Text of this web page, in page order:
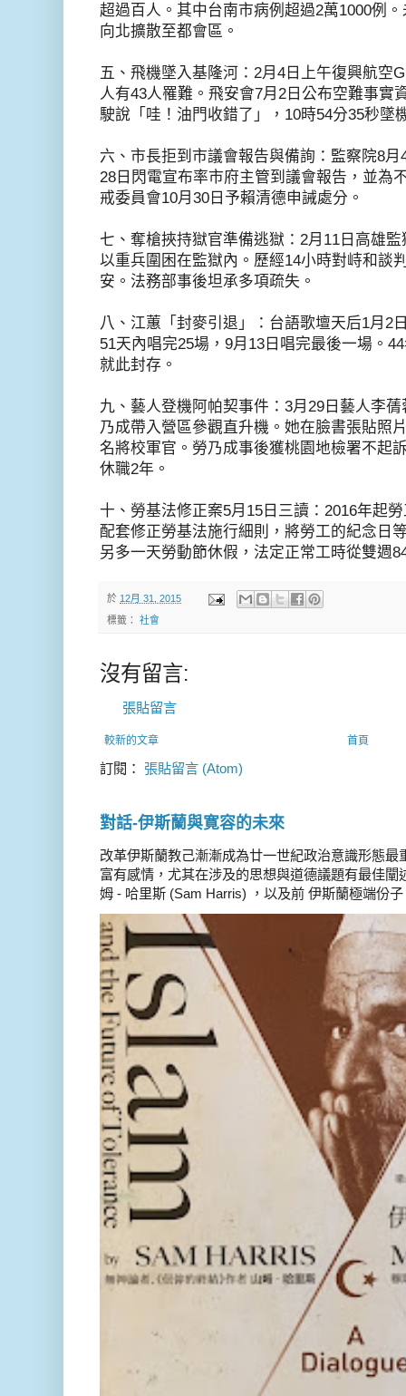
超過百人。其中台南市病例超過2萬1000例。
向北擴散至都會區。
五、 飛機墜入基隆河： 2月 4 日上午復興航空
人有43人罹難。飛安會7月 2 日公布空難事實
駛說「哇！油門收錯了」， 10時54分35秒墜
六、市長拒到市議會報告與備詢：監察院8月
28 日閃電宣布率市府主管到議會報告，並為
戒委員會10月 30 日予賴清德申誡處分。
七、奪槍挾持獄官準備逃獄： 2月 11 日高雄
以重兵圍困在監獄內。歷經14小時對峙和談
安。法務部事後坦承多項疏失。
八、江蕙「封麥引退」：台語歌壇天后1月 2
51天內唱完25場， 9月 13 日唱完最後一場。 44
就此封存。
九、藝人登機阿帕契事件： 3月 29 日藝人李
乃成帶入營區參觀直升機。 她在臉書張貼照
名將校軍官。勞乃成事後獲桃園地檢署不起
休職2年。
十、勞基法修正案5月 15 日三讀： 2016年起
配套修正勞基法施行細則，將勞工的紀念日
另多一天勞動節休假，法定正常工時從雙週
於 12月 31, 2015
標籤： 社會
沒有留言:
張貼留言
較新的文章 首頁
訂閱： 張貼留言 (Atom)
對話-伊斯蘭與寛容的未來
改革伊斯蘭教己漸漸成為廿一世紀政治意識形態
富有感情，尤其在涉及的思想與道德議題有最佳
姆 - 哈里斯 (Sam Harris) ，以及前 伊斯蘭極端份